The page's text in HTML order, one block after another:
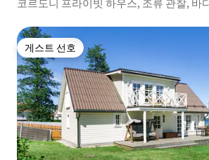
코르도니 프라이빗 하우스, 조류 관찰, 바
게스트 선호
게스트 선호